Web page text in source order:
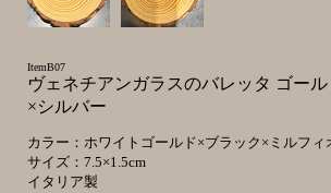
ItemB07
ヴェネチアンガラスのバレッタ ゴー
×シルバー
カラー：ホワイトゴールド×ブラック×ミルフィ
サイズ：7.5×1.5cm
イタリア製